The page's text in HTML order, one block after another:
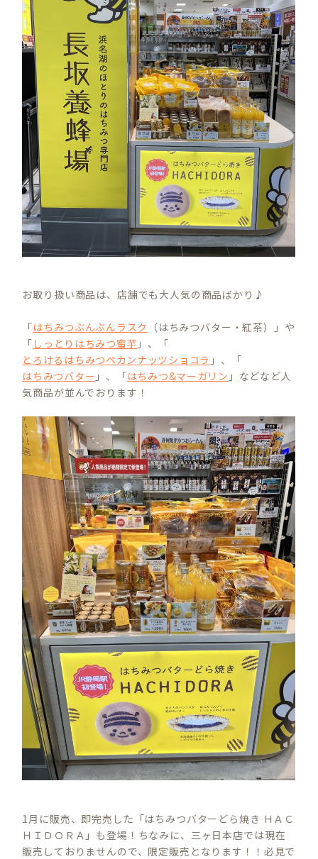
お取り扱い商品は、店舗でも大人気の商品ばかり♪
「はちみつぶんぶんラスク
（はちみつバター・紅茶）」や
「 しっとりはちみつ蜜芋 」、「
とろけるはちみつペカンナッツショコラ 」、「
はちみつバター 」、「はちみつ&マーガリン 」などなど人
気商品が並んでおります！
1月に販売、即完売した「はちみつバターどら焼き ＨＡＣ
ＨＩＤＯＲＡ」も登場！ちなみに、三ヶ日本店では現在
販売しておりませんので、限定販売となります！！必見で